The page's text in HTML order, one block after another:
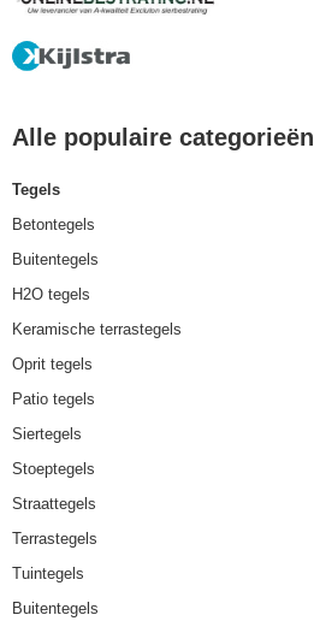
Alle populaire categorieën
Tegels
Betontegels
Buitentegels
H2O tegels
Keramische terrastegels
Oprit tegels
Patio tegels
Siertegels
Stoeptegels
Straattegels
Terrastegels
Tuintegels
Buitentegels